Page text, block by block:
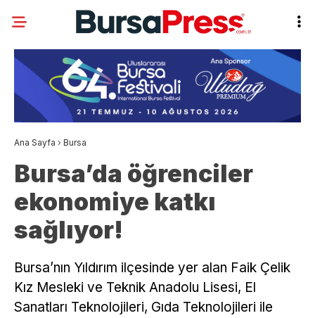
Ana Sayfa › Bursa
Bursa’da öğrenciler
ekonomiye katkı
sağlıyor!
Bursa’nın Yıldırım ilçesinde yer alan Faik Çelik
Kız Mesleki ve Teknik Anadolu Lisesi, El
Sanatları Teknolojileri, Gıda Teknolojileri ile